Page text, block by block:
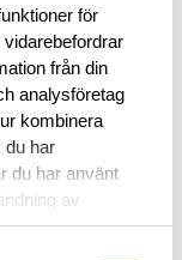
för
från din
analysföretag
kombinera
du har
du har använt
av
av